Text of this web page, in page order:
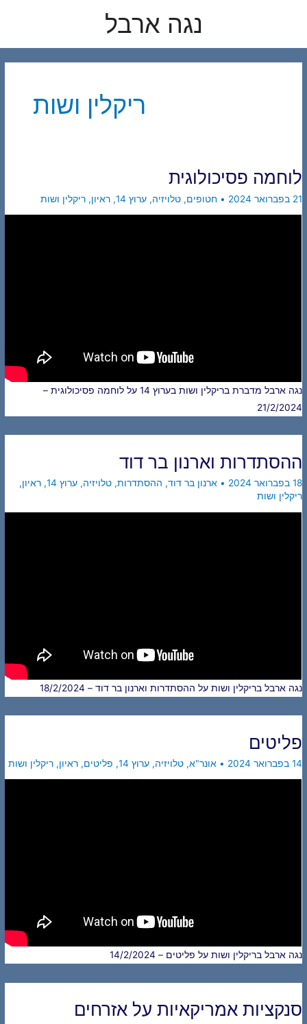
נגה ארבל
ריקלין ושות
לוחמה פסיכולוגית
21 בפברואר 2024 • חטופים, טלויזיה, ערוץ 14 , ראיון, ריקלין ושות
נגה ארבל מדברת בריקלין ושות בערוץ 14 על לוחמה פסיכולוגית –
21/2/2024
ההסתדרות וארנון בר דוד
18 בפברואר 2024 • ארנון בר דוד, ההסתדרות, טלויזיה, ערוץ 14 , ראיון,
ריקלין ושות
נגה ארבל בריקלין ושות על ההסתדרות וארנון בר דוד – 18/2/2024
פליטים
14 בפברואר 2024 • אונר"א, טלויזיה, ערוץ 14 , פליטים, ראיון, ריקלין ושות
נגה ארבל בריקלין ושות על פליטים – 14/2/2024
סנקציות אמריקאיות על אזרחים